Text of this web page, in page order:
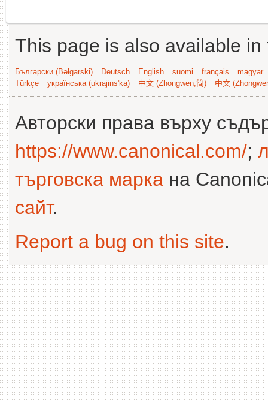
This page is also available
Български (Bəlgarski) Deutsch English suomi français
magyar
Türkçe
українська (ukrajins'ka) 中文 (Zhongwen,简) 中文
Авторски права върху
https://www.canonical.com/;
търговска марка на
сайт.
Report a bug on this site.